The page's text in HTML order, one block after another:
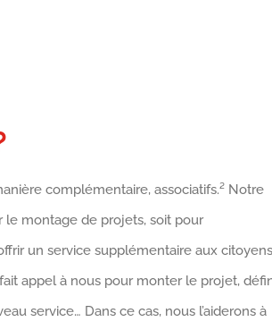
complémentaire, associatifs.² Notre
le montage de projets, soit pour
un service supplémentaire aux
appel à nous pour monter le projet,
service… Dans ce cas, nous l’aiderons à